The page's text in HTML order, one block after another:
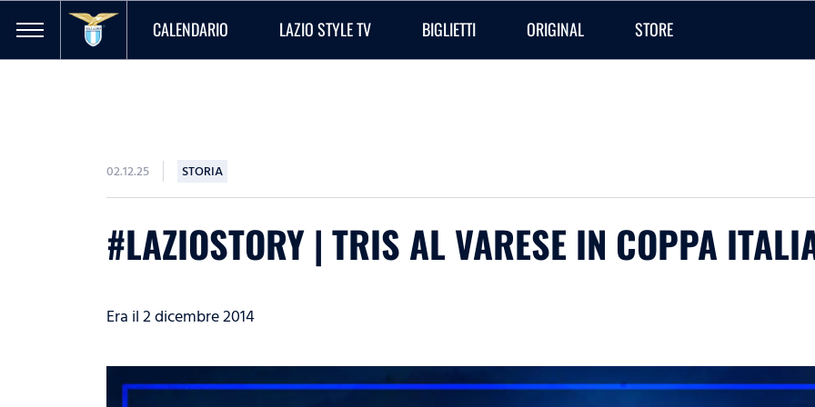
CALENDARIO LAZIO STYLE TV BIGLIETTI ORIGINAL STORE
02.12.25 STORIA
#LAZIOSTORY | TRIS AL VARESE IN COPPA
Era il 2 dicembre 2014